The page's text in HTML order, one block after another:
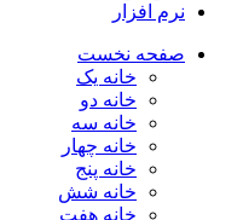
نرم افزار
صفحه نخست
خانه یک
خانه دو
خانه سه
خانه چهار
خانه پنج
خانه شش
خانه هفت